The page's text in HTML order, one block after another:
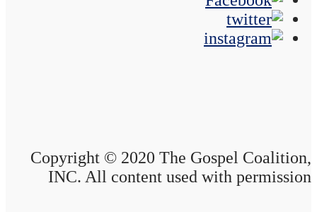
Copyright © 2020 The Gospel Coalition,
INC. All content used with permission